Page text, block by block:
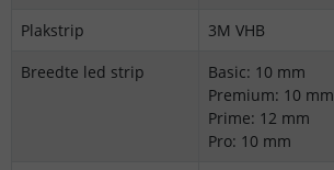
Plakstrip
3M VHB
Breedte led strip
Basic: 10 mm
Premium: 10 mm
Prime: 12 mm
Pro: 10 mm